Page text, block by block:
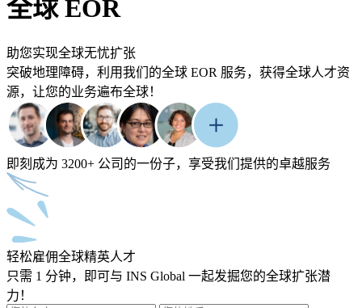
全球 EOR
助您实现全球无忧扩张
突破地理障碍，利用我们的全球 EOR 服务，获得全球人才资
源，让您的业务遍布全球！
即刻成为 3200+ 公司的一份子，享受我们提供的卓越服务
轻松雇佣全球精英人才
只需 1 分钟，即可与 INS Global 一起发掘您的全球扩张潜
力！